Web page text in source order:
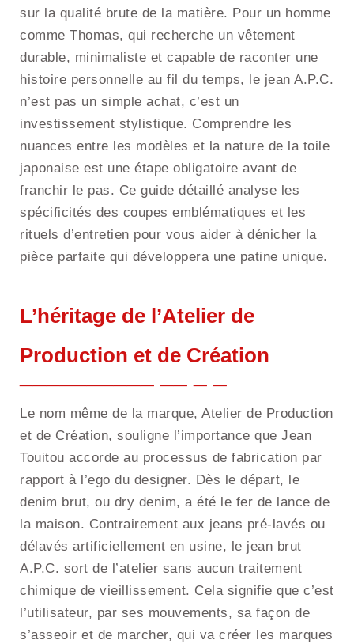
sur la qualité brute de la matière. Pour un homme
comme Thomas, qui recherche un vêtement
durable, minimaliste et capable de raconter une
histoire personnelle au fil du temps, le jean A.P.C.
n’est pas un simple achat, c’est un
investissement stylistique. Comprendre les
nuances entre les modèles et la nature de la toile
japonaise est une étape obligatoire avant de
franchir le pas. Ce guide détaillé analyse les
spécificités des coupes emblématiques et les
rituels d’entretien pour vous aider à dénicher la
pièce parfaite qui développera une patine unique.
L’héritage de l’Atelier de
Production et de Création
Le nom même de la marque, Atelier de Production
et de Création, souligne l’importance que Jean
Touitou accorde au processus de fabrication par
rapport à l’ego du designer. Dès le départ, le
denim brut, ou dry denim, a été le fer de lance de
la maison. Contrairement aux jeans pré-lavés ou
délavés artificiellement en usine, le jean brut
A.P.C. sort de l’atelier sans aucun traitement
chimique de vieillissement. Cela signifie que c’est
l’utilisateur, par ses mouvements, sa façon de
s’asseoir et de marcher, qui va créer les marques